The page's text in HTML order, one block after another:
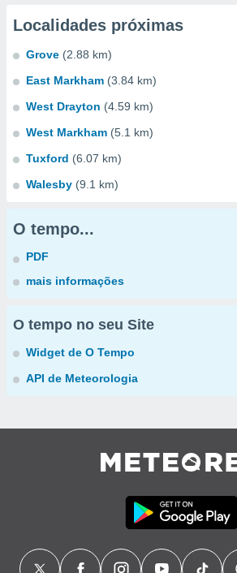
Localidades próximas
Grove (2.88 km)
East Markham (3.84 km)
West Drayton (4.59 km)
West Markham (5.1 km)
Tuxford (6.07 km)
Walesby (9.1 km)
O tempo...
PDF
mais informações
O tempo no seu Site
Widget de O Tempo
API de Meteorologia